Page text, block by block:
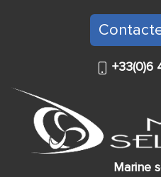
+33(0)6
Marine